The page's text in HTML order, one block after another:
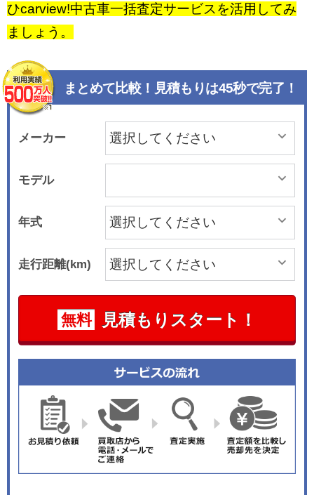
ひcarview!中古車一括査定サービスを活用してみ
ましょう。
まとめて比較！見積もりは45秒で完了！
メーカー
モデル
年式
走行距離(km)
無料 見積もりスタート！